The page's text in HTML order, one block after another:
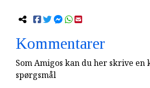
Kommentarer
Som Amigos kan du her skrive
spørgsmål